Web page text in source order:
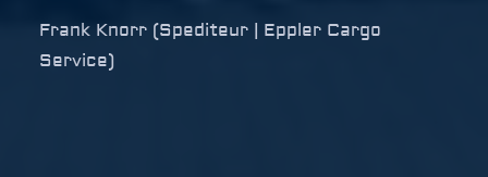
Frank Knorr (Spediteur | Eppler Cargo
Service)